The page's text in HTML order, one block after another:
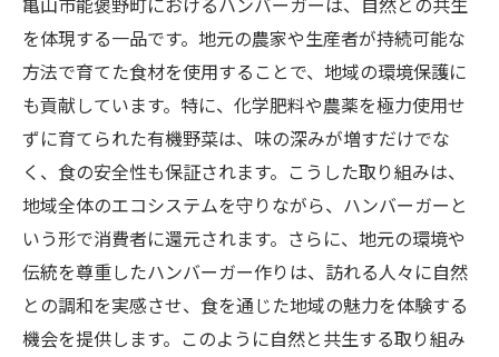
を体現する一品です。地元の農家や生産者が持続可能な
方法で育てた食材を使用することで、地域の環境保護に
も貢献しています。特に、化学肥料や農薬を極力使用せ
ずに育てられた有機野菜は、味の深みが増すだけでな
く、食の安全性も保証されます。こうした取り組みは、
地域全体のエコシステムを守りながら、ハンバーガーと
いう形で消費者に還元されます。さらに、地元の環境や
伝統を尊重したハンバーガー作りは、訪れる人々に自然
との調和を実感させ、食を通じた地域の魅力を体験する
機会を提供します。このように自然と共生する取り組み